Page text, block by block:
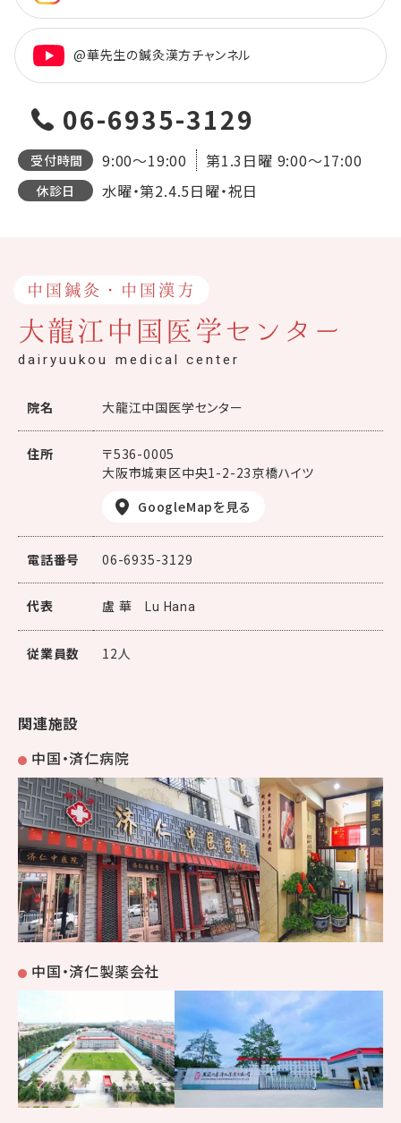
@華先生の鍼灸漢方チャンネル
06-6935-3129
受付時間 9:00～19:00 第1.3日曜 9:00～17:00
休診日 水曜・第2.4.5日曜・祝日
中国鍼灸・中国漢方
大龍江中国医学センター
dairyuukou medical center
院名 大龍江中国医学センター
住所
〒536-0005
大阪市城東区中央1-2-23京橋ハイツ
GoogleMapを見る
電話番号 06-6935-3129
代表 盧 華 Lu Hana
従業員数 12人
関連施設
中国・済仁病院
中国・済仁製薬会社